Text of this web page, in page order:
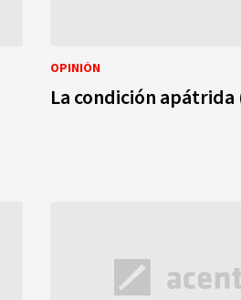
OPINIÓN
La condición apátrida